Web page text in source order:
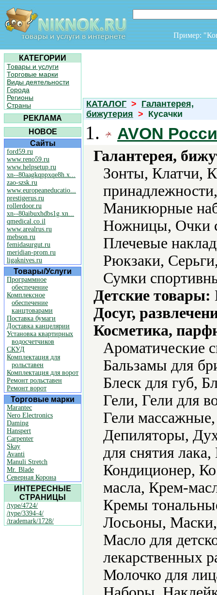
Пример:
КАТЕГОРИИ
Товары и услуги
Торговые марки
Виды деятельности
Города
Регионы
Страны
РЕКЛАМА
НОВОЕ
Сайты
ford59.ru
www.reno59.ru
www.helpsetup.ru
xn--80aagkqppxqe8h.x...
zao-szsk.ru
www.europeaneducatio...
prestigerus.ru
rollerdoor.ru
xn--80aibuxhdbs1g.xn...
qmedical.co.il
www.arealrus.ru
mebson.ru
femidasurgut.ru
meridian-prom.ru
ligaknives.ru
Товары/Услуги
Программное
обеспечение
Комплексное
обеспечение
канцтоварами
Поставка бумаги
Доставка канцелярии
Установка квартирных
водосчетчиков
СКУД
Комплектация для
рольставен
Комплектация для ворот
Ремонт рольставен
Ремонт ворот
Торговые марки
Marantec
Nero Electronics
Daming
Hanspert
Carpenter
Skay
Avanti
Manuli Stretch
Mr. Blade
Северная Корона
ИНТЕРЕСНЫЕ
СТРАНИЦЫ
/type/4724/
/type/3394-4/
/trademark/1728/
КАТАЛОГ > Галантерея,
бижутерия > Кусачки
1. AVON
Галантерея,
Зонты, Клатчи,
Маникюрные
Ножницы, Очки
Плечевые
Рюкзаки,
Сумки
Детские товары:
Досуг,
Косметика,
Ароматические
Бальзамы для
Блеск для губ,
Гели, Гели для
Гели
Депиляторы,
для снятия
Кондиционер,
масла, Крем-
Кремы
Лосьоны,
Масло для
лекарственных
Молочко для